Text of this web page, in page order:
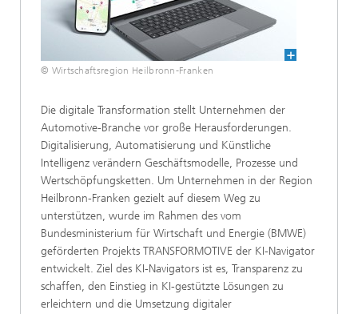
© Wirtschaftsregion Heilbronn-Franken
Die digitale Transformation stellt Unternehmen der
Automotive-Branche vor große Herausforderungen.
Digitalisierung, Automatisierung und Künstliche
Intelligenz verändern Geschäftsmodelle, Prozesse und
Wertschöpfungsketten. Um Unternehmen in der Region
Heilbronn-Franken gezielt auf diesem Weg zu
unterstützen, wurde im Rahmen des vom
Bundesministerium für Wirtschaft und Energie (BMWE)
geförderten Projekts TRANSFORMOTIVE der KI-Navigator
entwickelt. Ziel des KI-Navigators ist es, Transparenz zu
schaffen, den Einstieg in KI-gestützte Lösungen zu
erleichtern und die Umsetzung digitaler